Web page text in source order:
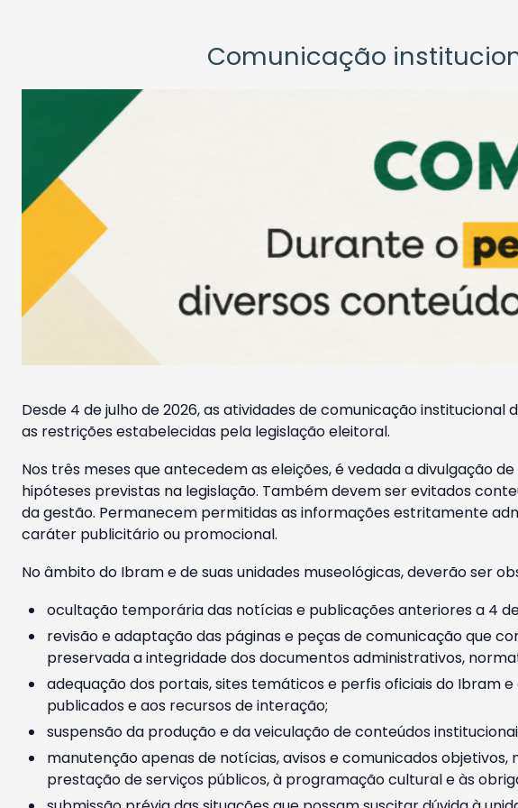
Comunicação
Desde 4 de julho de 2026, as atividades de comunicação
as restrições estabelecidas pela legislação eleitoral.
Nos três meses que antecedem as eleições, é vedada a divulgação
hipóteses previstas na legislação. Também devem ser evitados
da gestão. Permanecem permitidas as informações estritamente
caráter publicitário ou promocional.
No âmbito do Ibram e de suas unidades museológicas, deverão ser
ocultação temporária das notícias e publicações anteriores a 4
revisão e adaptação das páginas e peças de comunicação que
preservada a integridade dos documentos administrativos,
adequação dos portais, sites temáticos e perfis oficiais do Ibram
publicados e aos recursos de interação;
suspensão da produção e da veiculação de conteúdos
manutenção apenas de notícias, avisos e comunicados
prestação de serviços públicos, à programação cultural e às